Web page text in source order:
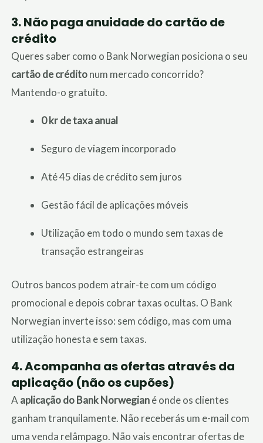
3.Não paga anuidade do cartão de
crédito
Queres saber como o Bank Norwegian posiciona o seu
cartão de créditonum mercado concorrido?
Mantendo-o gratuito.
0 kr de taxa anual
Seguro de viagem incorporado
Até 45 dias de crédito sem juros
Gestão fácil de aplicações móveis
Utilização em todo o mundo sem taxas de
transação estrangeiras
Outros bancos podem atrair-te com um código
promocional e depois cobrar taxas ocultas. O Bank
Norwegian inverte isso: sem código, mas com uma
utilização honesta e sem taxas.
4.Acompanha as ofertas através da
aplicação (não os cupões)
A aplicação do Bank Norwegiané onde os clientes
ganham tranquilamente. Não receberás um e-mail com
uma venda relâmpago. Não vais encontrar ofertas de